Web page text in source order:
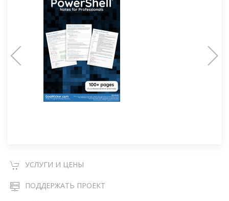
УСЛУГИ И ЦЕНЫ
ПОДДЕРЖАТЬ ПРОЕКТ